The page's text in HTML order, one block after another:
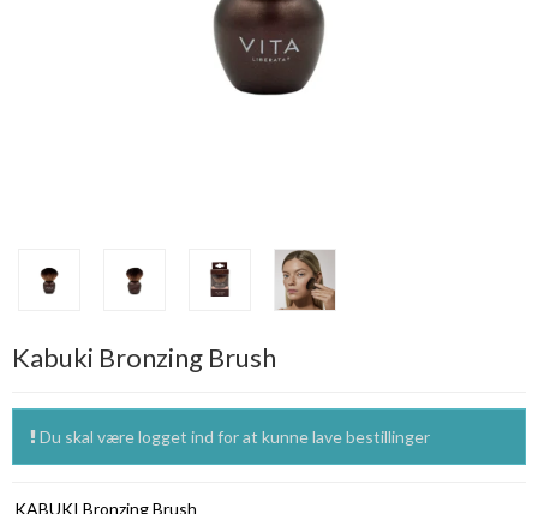
Kabuki Bronzing Brush
Du skal være logget ind for at kunne lave bestillinger
KABUKI Bronzing Brush